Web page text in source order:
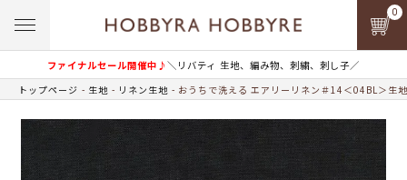
ファイナルセール開催中♪＼リバティ 生地、編み物、刺繍、刺し子／
0
トップページ 生地 リネン生地 おうちで洗える エアリーリネン＃14＜04BL＞生地